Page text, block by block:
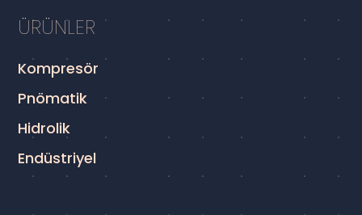
ÜRÜNLER
Kompresör
Pnömatik
Hidrolik
Endüstriyel